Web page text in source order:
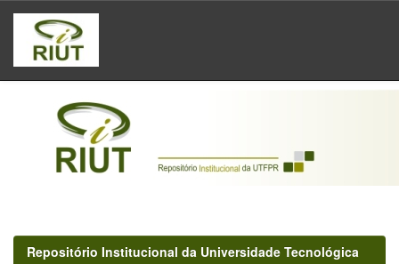
Skip
navigation
Repositório Institucional da Universidade Tecnológica